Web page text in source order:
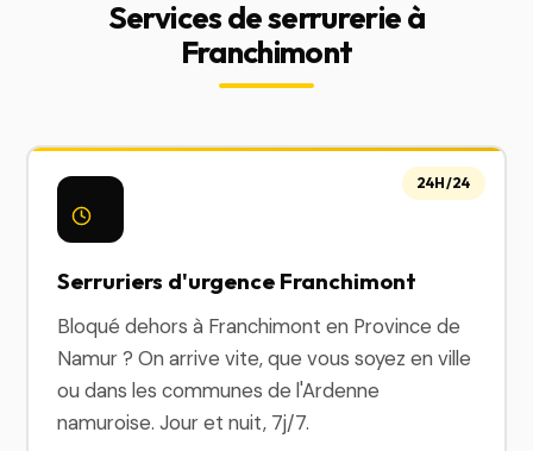
Services de serrurerie à
Franchimont
Serruriers d'urgence Franchimont
Bloqué dehors à Franchimont en Province de
Namur ? On arrive vite, que vous soyez en ville
ou dans les communes de l'Ardenne
namuroise. Jour et nuit, 7j/7.
24H/24